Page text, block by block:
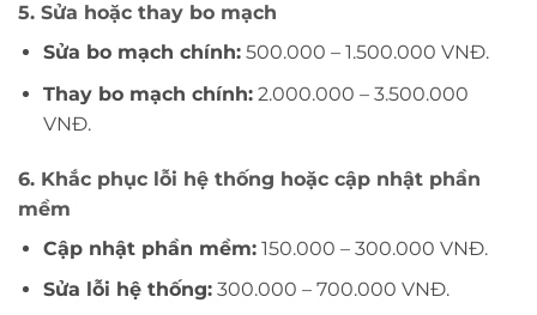
5. Sửa hoặc thay bo mạch
Sửa bo mạch chính:500.000 – 1.500.000 VNĐ.
Thay bo mạch chính:2.000.000 – 3.500.000
VNĐ.
6. Khắc phục lỗi hệ thống hoặc cập nhật phần
mềm
Cập nhật phần mềm:150.000 – 300.000 VNĐ.
Sửa lỗi hệ thống:300.000 – 700.000 VNĐ.